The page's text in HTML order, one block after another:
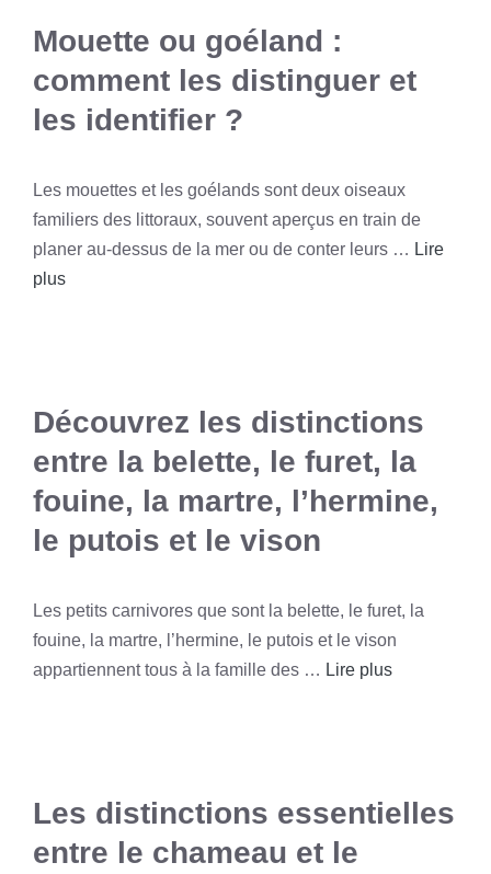
Mouette ou goéland :
comment les distinguer et
les identifier ?
Les mouettes et les goélands sont deux oiseaux
familiers des littoraux, souvent aperçus en train de
planer au-dessus de la mer ou de conter leurs … Lire
plus
Découvrez les distinctions
entre la belette, le furet, la
fouine, la martre, l’hermine,
le putois et le vison
Les petits carnivores que sont la belette, le furet, la
fouine, la martre, l’hermine, le putois et le vison
appartiennent tous à la famille des … Lire plus
Les distinctions essentielles
entre le chameau et le